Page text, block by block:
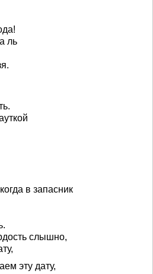
ль
в запасник
слышно,
эту дату,